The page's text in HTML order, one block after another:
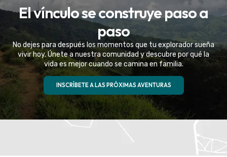
Eventos Especiales
Celebramos la vida de tu mejor amigo con una
experiencia fuera de serie
VER MÁS
El vínculo se construye paso a
paso
No dejes para después los momentos que tu explorador sueña
vivir hoy. Únete a nuestra comunidad y descubre por qué la
vida es mejor cuando se camina en familia.
INSCRÍBETE A LAS PRÓXIMAS AVENTURAS